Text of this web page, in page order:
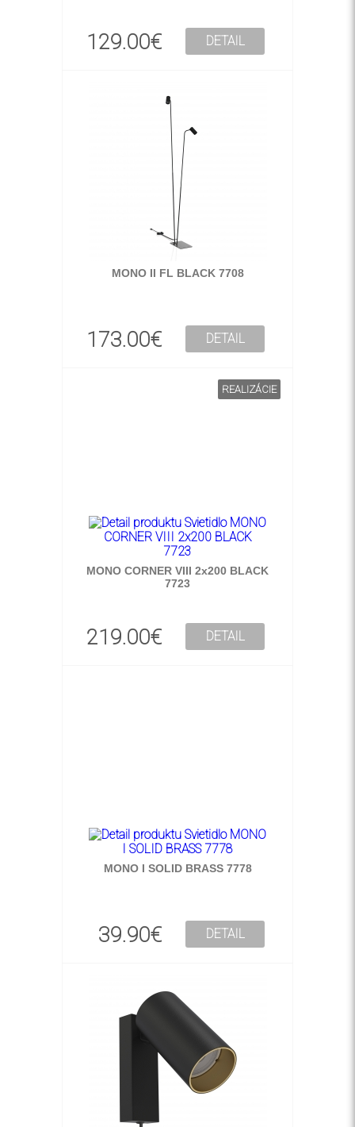
129.00€ DETAIL
MONO II FL BLACK 7708
173.00€ DETAIL
REALIZÁCIE
MONO CORNER VIII 2x200 BLACK
7723
219.00€ DETAIL
MONO I SOLID BRASS 7778
39.90€ DETAIL